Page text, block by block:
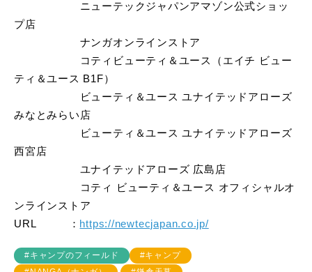
ニューテックジャパンアマゾン公式ショッ
プ店
ナンガオンラインストア
コティビューティ＆ユース（エイチ ビュー
ティ＆ユース B1F）
ビューティ＆ユース ユナイテッドアローズ
みなとみらい店
ビューティ＆ユース ユナイテッドアローズ
西宮店
ユナイテッドアローズ 広島店
コティ ビューティ＆ユース オフィシャルオ
ンラインストア
URL ： https://newtecjapan.co.jp/
#キャンプのフィールド
#キャンプ